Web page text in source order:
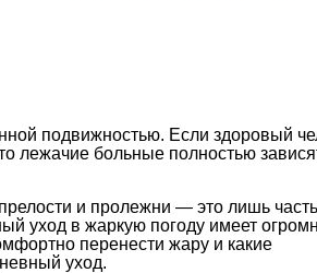
подвижностью. Если здоровый
лежачие больные полностью
и пролежни — это лишь часть
уход в жаркую погоду имеет
перенести жару и какие
уход.